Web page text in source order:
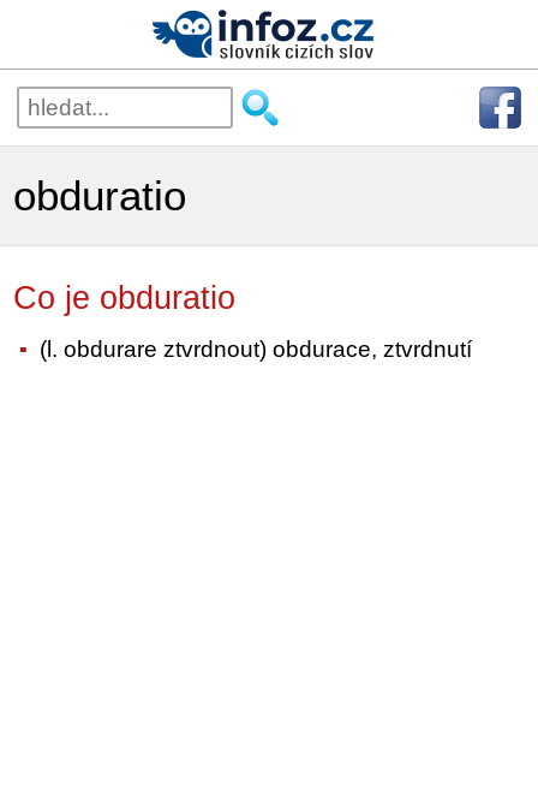
obduratio
Co je obduratio
(l. obdurare ztvrdnout) obdurace, ztvrdnutí